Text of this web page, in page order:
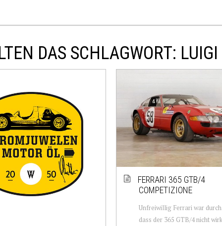
DAS SCHLAGWORT:
FERRARI 365 GTB/4
COMPETIZIONE
Unfreiwillig Ferrari war
dass der 365 GTB/4 nicht